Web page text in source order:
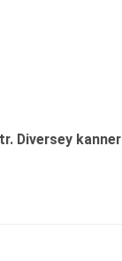
Diversey kanner